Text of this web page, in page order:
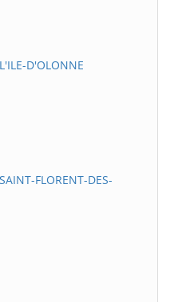
D'OLONNE
FLORENT-DES-